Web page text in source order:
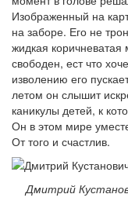
Изображенный на
на заборе. Его не
жидкая коричневатая
свободен, ест что
изволению его
летом он слышит
каникулы детей, к
Он в этом мире
От того и счастлив.
Дмитрий